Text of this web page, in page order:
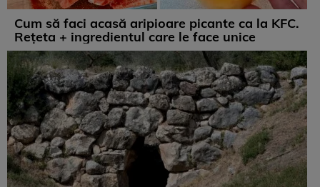
Cum să faci acasă aripioare picante ca la KFC.
Rețeta + ingredientul care le face unice